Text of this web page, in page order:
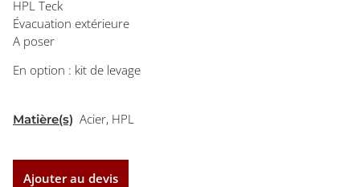
HPL Teck
Évacuation extérieure
A poser
En option : kit de levage
Matière(s) Acier, HPL
Ajouter au devis